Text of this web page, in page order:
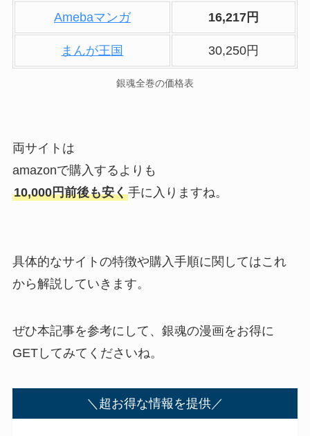
Amebaマンガ 16,217円
まんが王国 30,250円
銀魂全巻の価格表
両サイトは
amazonで購入するよりも
10,000円前後も安く手に入りますね。
具体的なサイトの特徴や購入手順に関してはこれ
から解説していきます。
ぜひ本記事を参考にして、銀魂の漫画をお得に
GETしてみてくださいね。
＼超お得な情報を提供／